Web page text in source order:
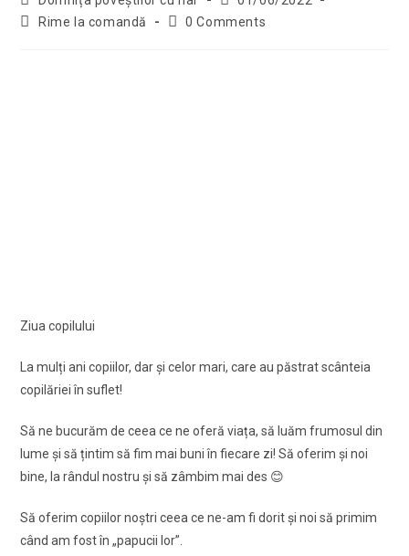
author:
published:
PostRime la comandă
Post0 Comments
Ziua copilului
La mulți ani copiilor, dar şi celor mari, care au păstrat scânteia
copilăriei în suflet!
Să ne bucurăm de ceea ce ne oferă viața, să luăm frumosul din
lume şi să țintim să fim mai buni în fiecare zi! Să oferim şi noi
bine, la rândul nostru şi să zâmbim mai des 😊
Să oferim copiilor noştri ceea ce ne-am fi dorit şi noi să primim
când am fost în „papucii lor”.